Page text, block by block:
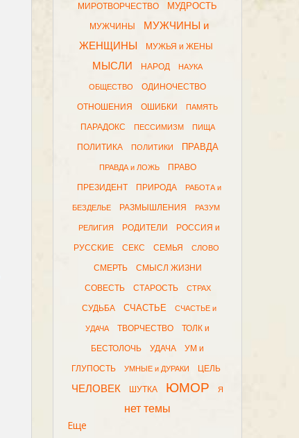
МИРОТВОРЧЕСТВО МУДРОСТЬ
МУЖЧИНЫ
МУЖЧИНЫ и
ЖЕНЩИНЫ
МУЖЬЯ и ЖЕНЫ
МЫСЛИ НАРОД НАУКА
ОБЩЕСТВО ОДИНОЧЕСТВО
ОТНОШЕНИЯ ОШИБКИ ПАМЯТЬ
ПАРАДОКС ПЕССИМИЗМ ПИЩА
ПОЛИТИКА ПОЛИТИКИ ПРАВДА
ПРАВДА и ЛОЖЬ ПРАВО
ПРЕЗИДЕНТ ПРИРОДА РАБОТА и
БЕЗДЕЛЬЕ РАЗМЫШЛЕНИЯ РАЗУМ
РЕЛИГИЯ РОДИТЕЛИ РОССИЯ и
РУССКИЕ СЕКС СЕМЬЯ СЛОВО
СМЕРТЬ СМЫСЛ ЖИЗНИ
СОВЕСТЬ СТАРОСТЬ СТРАХ
СУДЬБА СЧАСТЬЕ СЧАСТЬЕ и
УДАЧА ТВОРЧЕСТВО ТОЛК и
БЕСТОЛОЧЬ УДАЧА УМ и
ГЛУПОСТЬ УМНЫЕ и ДУРАКИ ЦЕЛЬ
ЧЕЛОВЕК ШУТКА ЮМОР Я
нет темы
Еще